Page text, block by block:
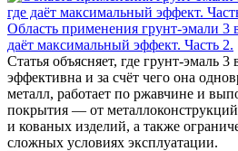
Область применения грунт-эмали 3
даёт максимальный эффект. Часть 2.
Статья объясняет, где грунт-эмаль 3
эффективна и за счёт чего она
металл, работает по ржавчине и
покрытия — от
и кованых изделий, а также
сложных условиях эксплуатации.